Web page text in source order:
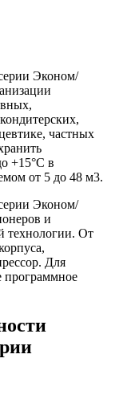
Эконом/
частных
+15°С в
от 5 до 48 м3.
Эконом/
и
технологии. От
Для
программное